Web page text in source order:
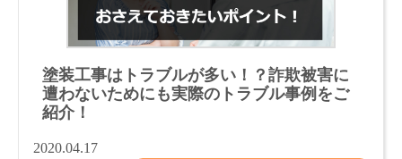
塗装工事はトラブルが多い！？詐欺被害に
遭わないためにも実際のトラブル事例をご
紹介！
2020.04.17